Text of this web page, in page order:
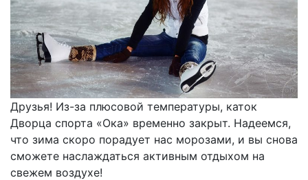
Друзья! Из-за плюсовой температуры, каток
Дворца спорта «Ока» временно закрыт. Надеемся,
что зима скоро порадует нас морозами, и вы снова
сможете наслаждаться активным отдыхом на
свежем воздухе!